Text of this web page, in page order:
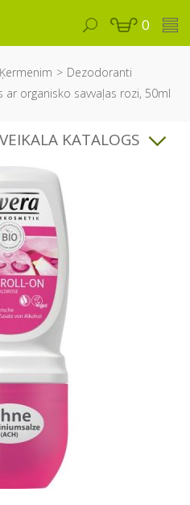
0
Ķermenim
Dezodoranti
organisko savvaļas rozi, 50ml
KATALOGS